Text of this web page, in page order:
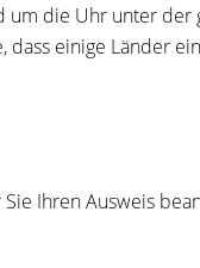
die Uhr unter
einige Länder
Ihren Ausweis